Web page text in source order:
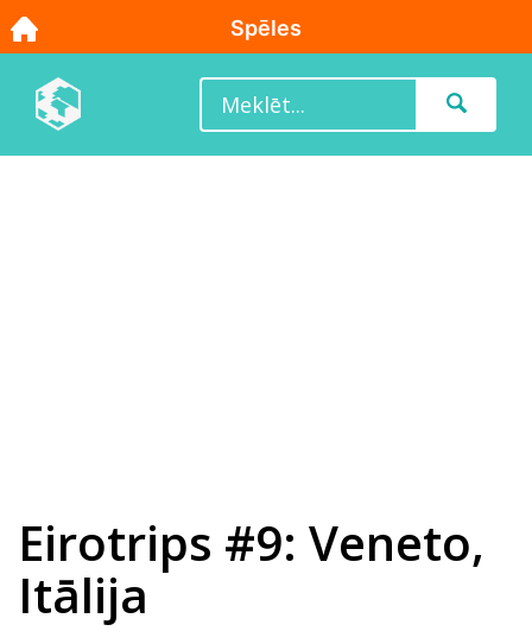
Eirotrips #9: Veneto,
Itālija